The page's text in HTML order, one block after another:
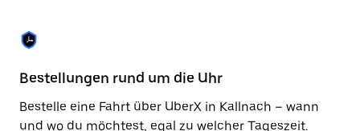
Bestellungen rund um die Uhr
Bestelle eine Fahrt über UberX in Kallnach – wann
und wo du möchtest, egal zu welcher Tageszeit.